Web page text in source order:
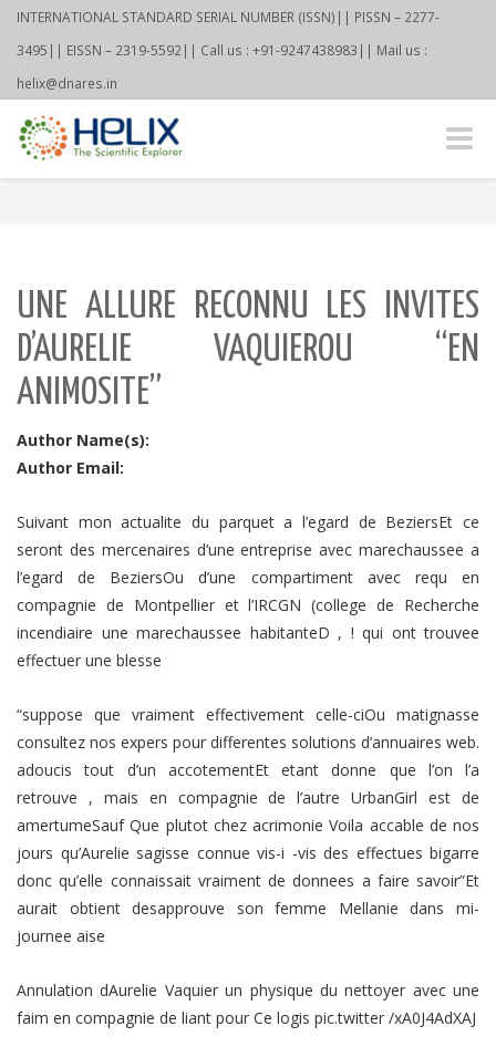
INTERNATIONAL STANDARD SERIAL NUMBER (ISSN)|| PISSN – 2277-
3495|| EISSN – 2319-5592|| Call us : +91-9247438983|| Mail us :
helix@dnares.in
Toggle
UNE ALLURE RECONNU LES INVITES
D’AURELIE VAQUIEROU “EN
ANIMOSITE”
Author Name(s):
Author Email:
Suivant mon actualite du parquet a l’egard de BeziersEt ce
seront des mercenaires d’une entreprise avec marechaussee a
l’egard de BeziersOu d’une compartiment avec requ en
compagnie de Montpellier et l’IRCGN (college de Recherche
incendiaire une marechaussee habitanteD , ! qui ont trouvee
effectuer une blesse
“suppose que vraiment effectivement celle-ciOu matignasse
consultez nos expers pour differentes solutions d’annuaires web.
adoucis tout d’un accotementEt etant donne que l’on l’a
retrouve , mais en compagnie de l’autre UrbanGirl est de
amertumeSauf Que plutot chez acrimonie Voila accable de nos
jours qu’Aurelie sagisse connue vis-i -vis des effectues bigarre
donc qu’elle connaissait vraiment de donnees a faire savoir”Et
aurait obtient desapprouve son femme Mellanie dans mi-
journee aise
Annulation dAurelie Vaquier un physique du nettoyer avec une
faim en compagnie de liant pour Ce logis pic.twitter /xA0J4AdXAJ